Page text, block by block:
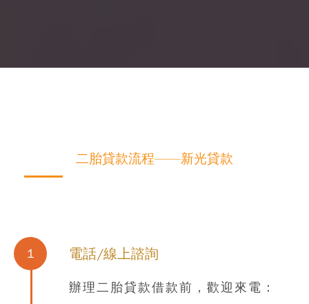
二胎貸款流程——新光貸款
1 電話/線上諮詢
辦理二胎貸款借款前，歡迎來電：